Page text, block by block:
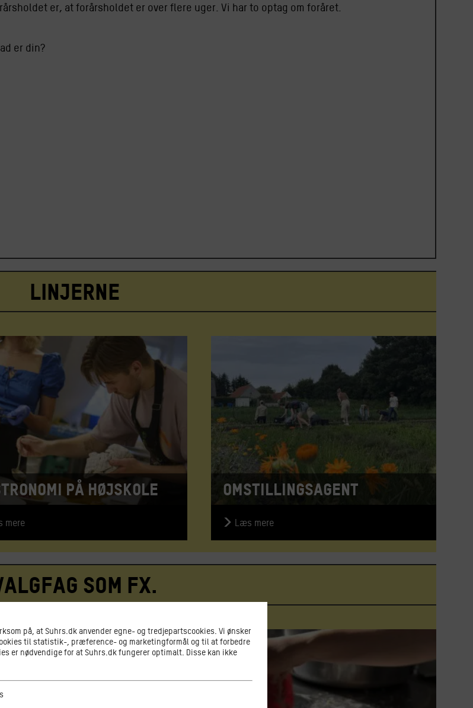
er, at forårsholdet er over flere uger. Vi har to optag om foråret.
er din?
Linjerne
på højskole
mere
Omstillingsagent
Læs mere
som fx.
på, at Suhrs.dk anvender egne- og tredjepartscookies. Vi ønsker
til statistik-, præference- og marketingformål og til at forbedre
er nødvendige for at Suhrs.dk fungerer optimalt. Disse kan ikke